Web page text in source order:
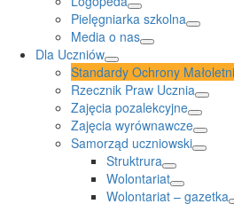
Pielęgniarka szkolna
Media o nas
Dla Uczniów
Standardy Ochrony
Rzecznik Praw Ucznia
Zajęcia pozalekcyjne
Zajęcia wyrównawcze
Samorząd uczniowski
Struktrura
Wolontariat
Wolontariat – gazetka